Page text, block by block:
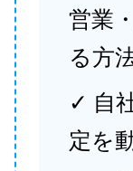
営業
る方
✓ 自
定を